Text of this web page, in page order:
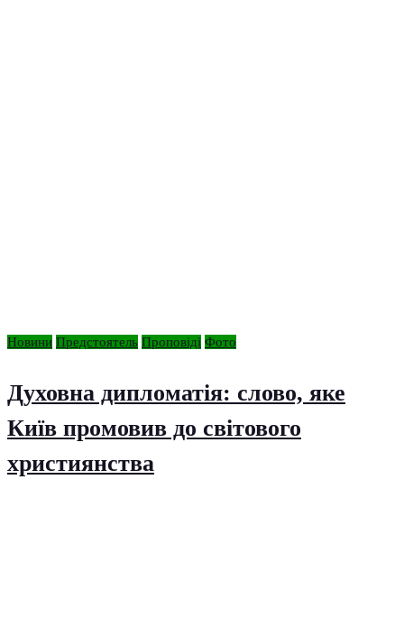
Новини Предстоятель Проповіді Фото
Духовна дипломатія: слово, яке
Київ промовив до світового
християнства